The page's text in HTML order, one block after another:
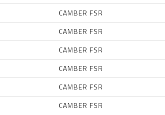
CAMBER FSR
CAMBER FSR
CAMBER FSR
CAMBER FSR
CAMBER FSR
CAMBER FSR